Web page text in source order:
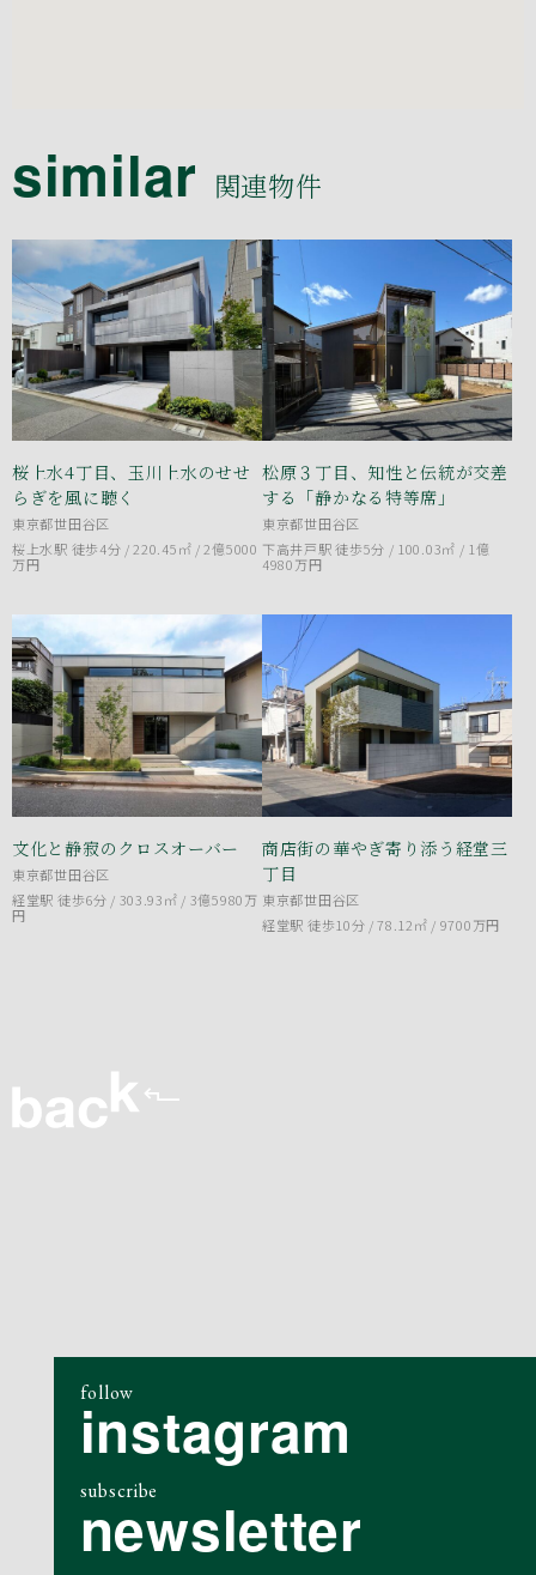
similar 関連物件
桜上水4丁目、玉川上水のせせ
らぎを風に聴く
東京都世田谷区
桜上水駅 徒歩4分 / 220.45㎡ /2億5000
万円
松原３丁目、知性と伝統が交差
する「静かなる特等席」
東京都世田谷区
下高井戸駅 徒歩5分 / 100.03㎡ / 1億
4980万円
文化と静寂のクロスオーバー
東京都世田谷区
経堂駅 徒歩6分 / 303.93㎡ / 3億5980万
円
商店街の華やぎ寄り添う経堂三
丁目
東京都世田谷区
経堂駅 徒歩10分 / 78.12㎡ / 9700万円
follow
instagram
subscribe
newsletter